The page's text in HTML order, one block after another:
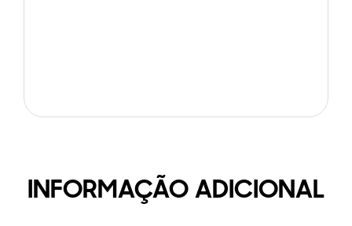
INFORMAÇÃO ADICIONAL